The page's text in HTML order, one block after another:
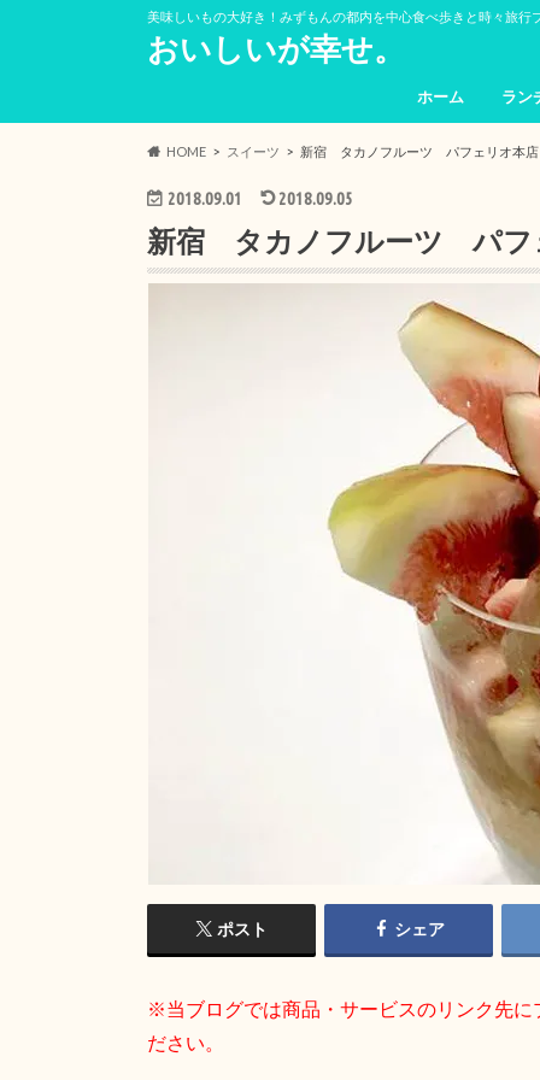
美味しいもの大好き！みずもんの都内を中心食べ歩きと時々旅
おいしいが幸せ。
ホーム ラン
HOME スイーツ 新宿 タカノフルーツ パフェリオ本
2018.09.01 2018.09.05
新宿 タカノフルーツ パフ
ポスト シェア
※当ブログでは商品・サービスのリンク先に
ださい。